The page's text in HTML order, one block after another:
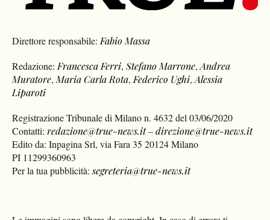
Direttore responsabile:Fabio Massa
Redazione:Francesca Ferri,Stefano Marrone,Andrea
Muratore,Maria Carla Rota,Federico Ughi,Alessia
Liparoti
Registrazione Tribunale di Milano n. 4632 del 03/06/2020
Contatti:redazione@true-news.it–direzione@true-news.it
Edito da: Inpagina Srl, via Fara 35 20124 Milano
PI 11299360963
Per la tua pubblicità:segreteria@true-news.it